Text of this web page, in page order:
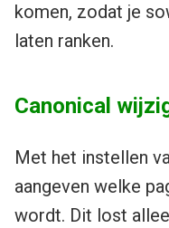
komen, zodat je
laten ranken.
Canonical
Met het instellen
aangeven welke
wordt. Dit lost